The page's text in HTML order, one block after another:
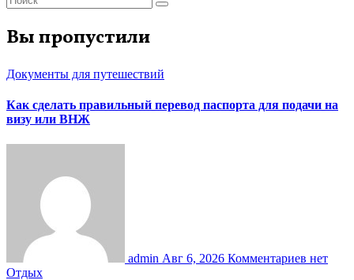
Вы пропустили
Документы для путешествий
Как сделать правильный перевод паспорта для подачи на
визу или ВНЖ
admin Авг 6, 2026 Комментариев нет
Отдых